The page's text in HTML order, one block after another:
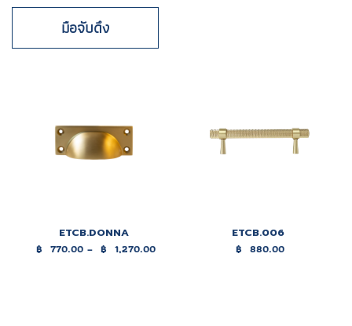
มือจับดึง
ETCB.DONNA
฿ 770.00 – ฿ 1,270.00
Price
ETCB.006
฿ 880.00